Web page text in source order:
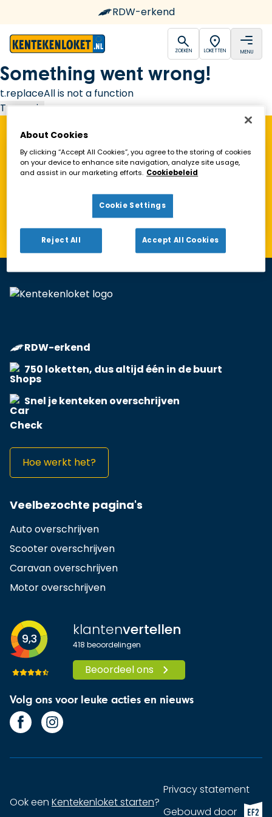
RDW-erkend
open
ZOEKEN LOKETTEN MENU
Something went wrong!
t.replaceAll is not a function
Try again
Vind een Kentekenloket in de buurt!
Toon alleen geopende loketten
RDW-erkend
750 loketten, dus altijd één in de buurt
Snel je kenteken overschrijven
Hoe werkt het?
Veelbezochte pagina's
Auto overschrijven
Scooter overschrijven
Caravan overschrijven
Motor overschrijven
9,3 klantenvertellen
418 beoordelingen
Beoordeel ons
Volg ons voor leuke acties en nieuws
Ook een Kentekenloket starten?
Privacy statement
Gebouwd doorEF2
About Cookies
By clicking “Accept All Cookies”, you agree to the storing of cookies
on your device to enhance site navigation, analyze site usage,
and assist in our marketing efforts. Cookiebeleid
Cookie Settings
Reject All Accept All Cookies